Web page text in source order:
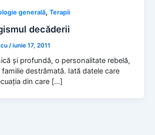
generală,Terapii
decăderii
/iunie 17, 2011
și profundă, o personalitate rebelă,
destrămată. Iată datele care
din care […]